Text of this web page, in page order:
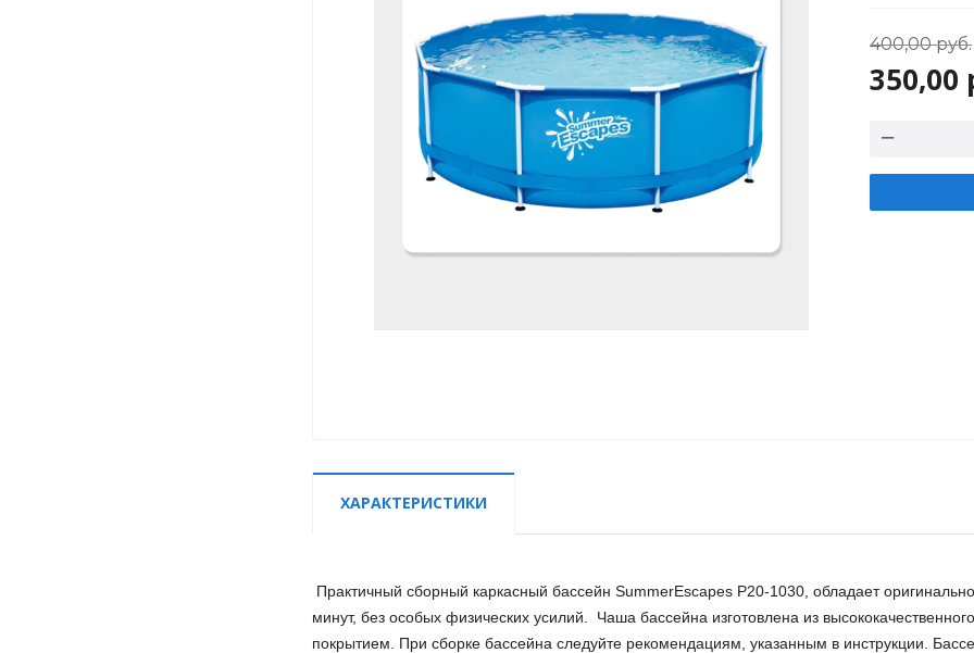
400,00руб.
350,00
ХАРАКТЕРИСТИКИ
Практичный сборный каркасный бассейн SummerEscapes Р20-1030, обладает
минут, без особых физических усилий. Чаша бассейна изготовлена из
покрытием. При сборке бассейна следуйте рекомендациям, указанным в инструкции.